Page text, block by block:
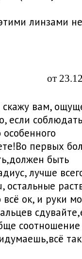
линзами не
от
вам,
если
первых
быть
лучше
остальные
всё ок, и руки
соотношение